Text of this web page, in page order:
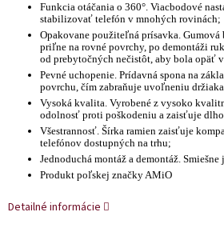
Funkcia otáčania o 360°. Viacbodové
stabilizovať telefón v mnohých rovinách;
Opakovane použiteľná prísavka. Gumová
priľne na rovné povrchy, po demontáži
od prebytočných nečistôt, aby bola opäť
Pevné uchopenie. Prídavná spona na
povrchu, čím zabraňuje uvoľneniu
Vysoká kvalita. Vyrobené z vysoko
odolnosť proti poškodeniu a zaisťuje
Všestrannosť. Šírka ramien zaisťuje
telefónov dostupných na trhu;
Jednoduchá montáž a demontáž.
Produkt poľskej značky AMiO
Detailné informácie